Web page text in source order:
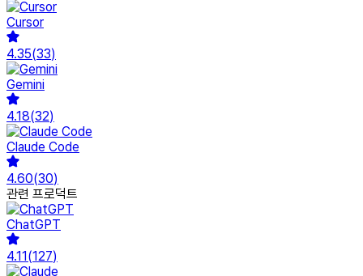
Cursor
4.35(33)
Gemini
4.18(32)
Claude Code
4.60(30)
관련 프로덕트
ChatGPT
4.11(127)